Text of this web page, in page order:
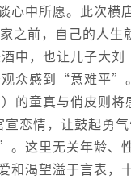
心中所愿。此次
前，自己的人生
中，也让儿子大
观众感到“意难平
的童真与俏皮则
恋情，让鼓起勇
这里无关年龄
和渴望溢于言表，